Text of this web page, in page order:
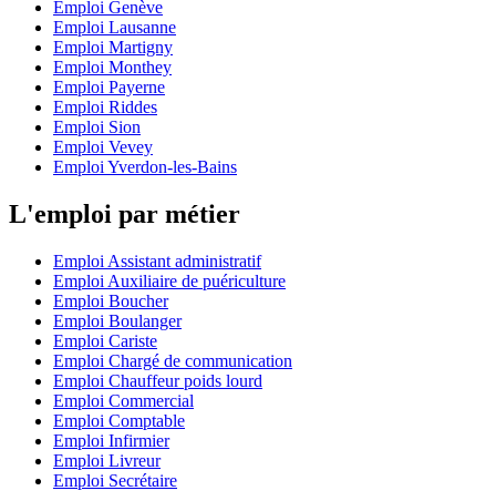
Emploi Genève
Emploi Lausanne
Emploi Martigny
Emploi Monthey
Emploi Payerne
Emploi Riddes
Emploi Sion
Emploi Vevey
Emploi Yverdon-les-Bains
L'emploi par métier
Emploi Assistant administratif
Emploi Auxiliaire de puériculture
Emploi Boucher
Emploi Boulanger
Emploi Cariste
Emploi Chargé de communication
Emploi Chauffeur poids lourd
Emploi Commercial
Emploi Comptable
Emploi Infirmier
Emploi Livreur
Emploi Secrétaire